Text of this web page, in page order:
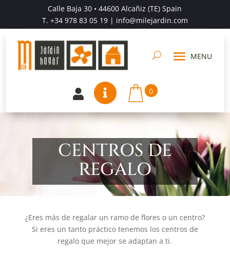
Calle Baja 30 • 44600 Alcañiz (TE) Spain
T. +34 978 83 05 19| info@milejardin.com
  0
CENTROS DE
REGALO
¿Eres más de regalar un ramo de flores o un centro?
Si eres un tanto práctico tenemos los centros de
regalo que mejor se adaptan a ti.